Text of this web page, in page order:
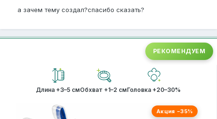
а зачем тему создал?спасибо сказать?
РЕКОМЕНДУЕМ
Длина +3–5 смОбхват +1–2 смГоловка +20–30%
Акция −35%